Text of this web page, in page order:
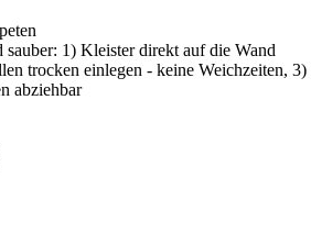
sauber: 1) Kleister direkt auf die Wand
trocken einlegen - keine Weichzeiten, 3)
abziehbar